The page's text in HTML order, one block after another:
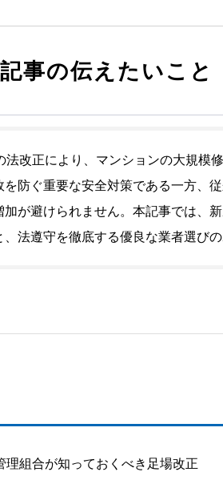
事の伝えたいこと
改正により、マンションの大規模
を防ぐ重要な安全対策である一方、
加が避けられません。本記事では、
法遵守を徹底する優良な業者選び
理組合が知っておくべき足場改正